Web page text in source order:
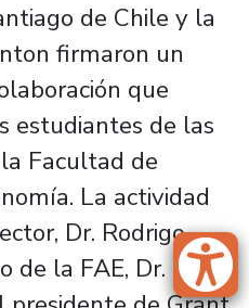
de Chile y la
firmaron un
que
estudiantes de las
Facultad de
La actividad
Dr. Rodrigo
de la FAE, Dr. Raúl